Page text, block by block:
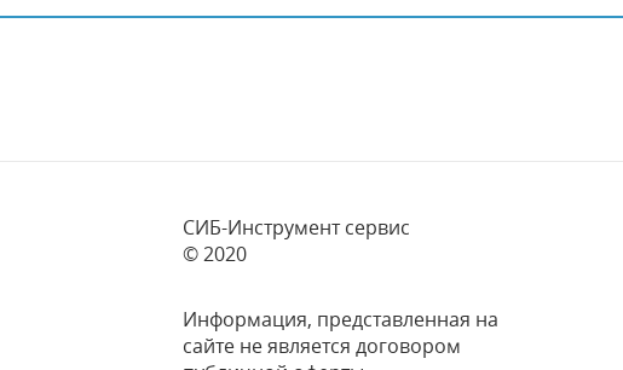
СИБ-Инструмент сервис
© 2020
Информация, представленная на
сайте не является договором